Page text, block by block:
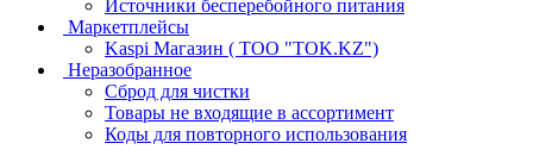
Источники бесперебойного питания
Маркетплейсы
Kaspi Магазин ( ТОО "TOK.KZ")
Неразобранное
Сброд для чистки
Товары не входящие в ассортимент
Коды для повторного использования